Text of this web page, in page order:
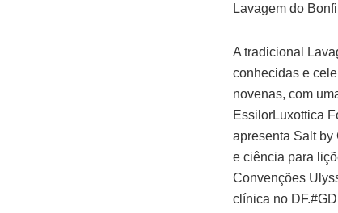
Lavagem do
A tradicional
conhecidas e
novenas, com
EssilorLuxottica
apresenta Salt by
e ciência para
Convenções
clínica no